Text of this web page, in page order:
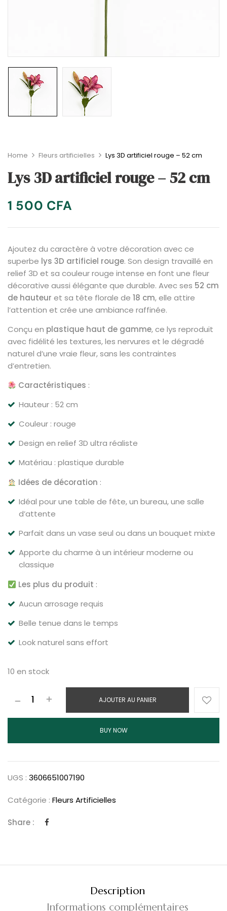
Home Fleurs artificielles Lys 3D artificiel rouge – 52 cm
Lys 3D artificiel rouge – 52 cm
1 500 CFA
Ajoutez du caractère à votre décoration avec ce
superbe lys 3D artificiel rouge. Son design travaillé en
relief 3D et sa couleur rouge intense en font une fleur
décorative aussi élégante que durable. Avec ses 52 cm
de hauteur et sa tête florale de 18 cm, elle attire
l’attention et crée une ambiance raffinée.
Conçu en plastique haut de gamme, ce lys reproduit
avec fidélité les textures, les nervures et le dégradé
naturel d’une vraie fleur, sans les contraintes
d’entretien.
Caractéristiques :
Hauteur : 52 cm
Couleur : rouge
Design en relief 3D ultra réaliste
Matériau : plastique durable
Idées de décoration :
Idéal pour une table de fête, un bureau, une salle
d’attente
Parfait dans un vase seul ou dans un bouquet mixte
Apporte du charme à un intérieur moderne ou
classique
Les plus du produit :
Aucun arrosage requis
Belle tenue dans le temps
Look naturel sans effort
10 en stock
AJOUTER AU PANIER
BUY NOW
UGS : 3606651007190
Catégorie : Fleurs Artificielles
Share :
Description
Informations complémentaires